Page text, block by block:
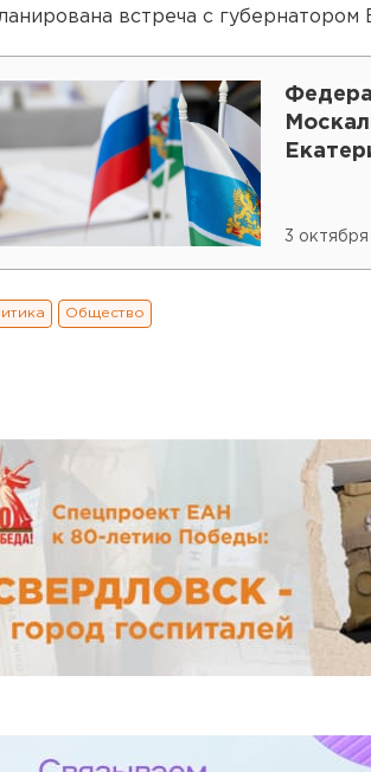
встреча с
3 октября
Общество